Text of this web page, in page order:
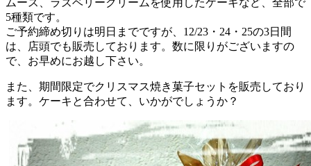
5種類です。
ご予約締め切りは明日までですが、12/23・24・25の3日間
は、店頭でも販売しております。数に限りがございますの
で、お早めにお越し下さい。
また、期間限定でクリスマス焼き菓子セットを販売しており
ます。ケーキと合わせて、いかがでしょうか？